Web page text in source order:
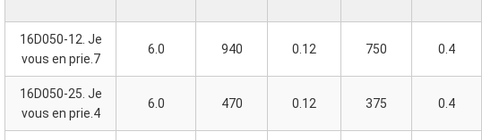
16D050-12. Je
vous en prie.7
6.0 940 0.12 750 0.4
16D050-25. Je
vous en prie.4
6.0 470 0.12 375 0.4